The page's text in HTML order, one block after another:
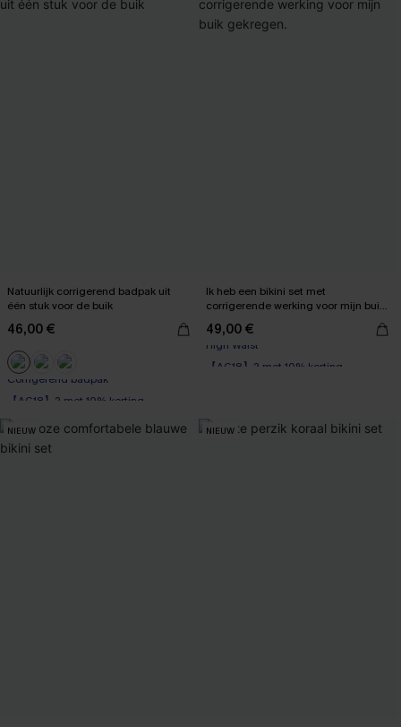
Natuurlijk corrigerend badpak uit
één stuk voor de buik
46,00 €
【AG18】2 met 10% korting
Ik heb een bikini set met
corrigerende werking voor mijn buik
49,00 €
NIEUW NIEUW